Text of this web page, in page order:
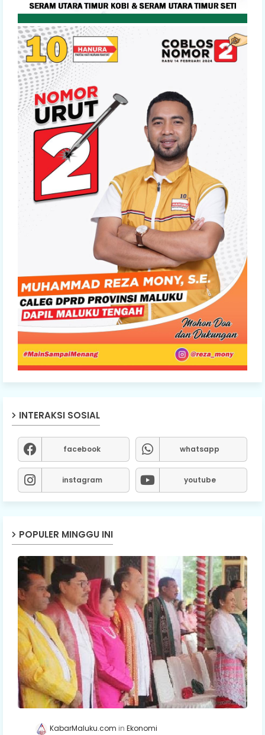
INTERAKSI SOSIAL
facebook whatsapp
instagram youtube
POPULER MINGGU INI
KabarMaluku.com Ekonomi